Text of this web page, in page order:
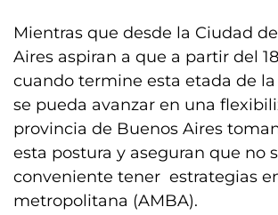
Mientras que desde la Ciudad
Aires aspiran a que a partir del
cuando termine esta etada de
se pueda avanzar en una
provincia de Buenos Aires
esta postura y aseguran que no
conveniente tener estrategias
metropolitana (AMBA).